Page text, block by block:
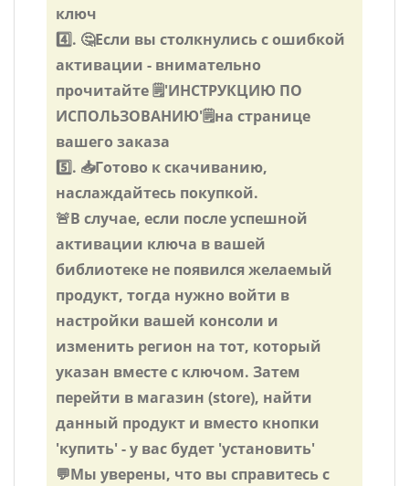
ключ
4️⃣. 🤔Если вы столкнулись с ошибкой
активации - внимательно
прочитайте 🗒️️'ИНСТРУКЦИЮ ПО
ИСПОЛЬЗОВАНИЮ'🗒️️на странице
вашего заказа
5️⃣. 📥Готово к скачиванию,
наслаждайтесь покупкой.
🚨В случае, если после успешной
активации ключа в вашей
библиотеке не появился желаемый
продукт, тогда нужно войти в
настройки вашей консоли и
изменить регион на тот, который
указан вместе с ключом. Затем
перейти в магазин (store), найти
данный продукт и вместо кнопки
'купить' - у вас будет 'установить'
💬Мы уверены, что вы справитесь с